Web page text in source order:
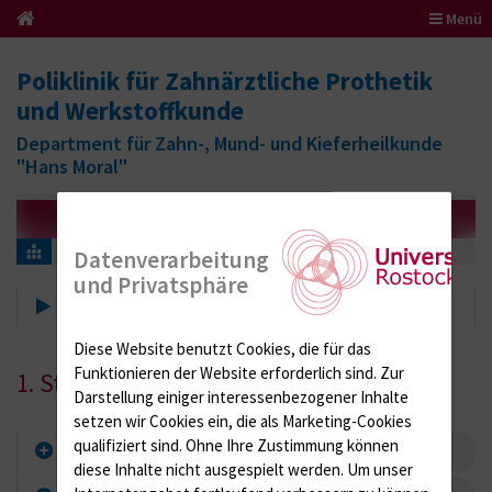
Menü
Poliklinik für Zahnärztliche Prothetik
und Werkstoffkunde
Department für Zahn-, Mund- und Kieferheilkunde
"Hans Moral"
Lehre Vorklinischer Studienabschnitt
Vorklinischer Studienabschnitt
1. Studienjahr
Vorlesungen
Datenverarbeitung
und Privatsphäre
Diese Website benutzt Cookies, die für das
Funktionieren der Website erforderlich sind. Zur
Darstellung einiger interessenbezogener Inhalte
setzen wir Cookies ein, die als Marketing-Cookies
qualifiziert sind. Ohne Ihre Zustimmung können
diese Inhalte nicht ausgespielt werden. Um unser